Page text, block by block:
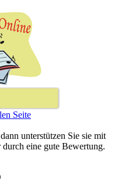
Seite
unterstützen Sie sie mit
eine gute Bewertung.